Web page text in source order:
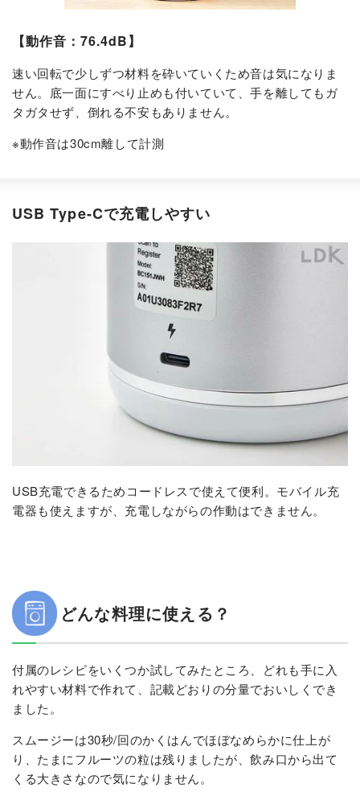
【動作音：76.4dB】
速い回転で少しずつ材料を砕いていくため音は気になりま
せん。底一面にすべり止めも付いていて、手を離してもガ
タガタせず、倒れる不安もありません。
※動作音は30cm離して計測
USB Type-Cで充電しやすい
USB充電できるためコードレスで使えて便利。モバイル充
電器も使えますが、充電しながらの作動はできません。
どんな料理に使える？
付属のレシピをいくつか試してみたところ、どれも手に入
れやすい材料で作れて、記載どおりの分量でおいしくでき
ました。
スムージーは30秒/回のかくはんでほぼなめらかに仕上が
り、たまにフルーツの粒は残りましたが、飲み口から出て
くる大きさなので気になりません。